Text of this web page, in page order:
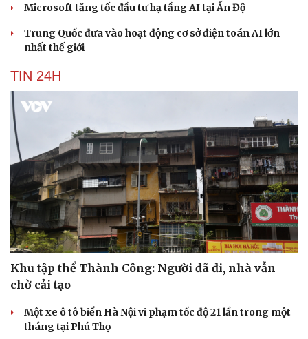
Microsoft tăng tốc đầu tư hạ tầng AI tại Ấn Độ
Trung Quốc đưa vào hoạt động cơ sở điện toán AI lớn
nhất thế giới
TIN 24H
Khu tập thể Thành Công: Người đã đi, nhà vẫn
chờ cải tạo
Một xe ô tô biển Hà Nội vi phạm tốc độ 21 lần trong một
tháng tại Phú Thọ